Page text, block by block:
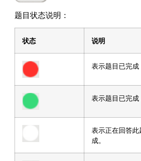
题目状态说明：
状态 说明
表示题目已完成
表示题目已完成
表示正在回答
成。